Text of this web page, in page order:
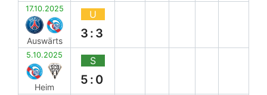
17.10.2025
Auswärts
U
3:3
5.10.2025
Heim
S
5:0